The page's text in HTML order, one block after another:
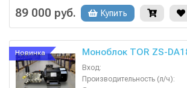
Страна-производитель:
89 000 руб. Купить
Новинка Моноблок TOR ZS-
Вход:
Производительность (л/ч):